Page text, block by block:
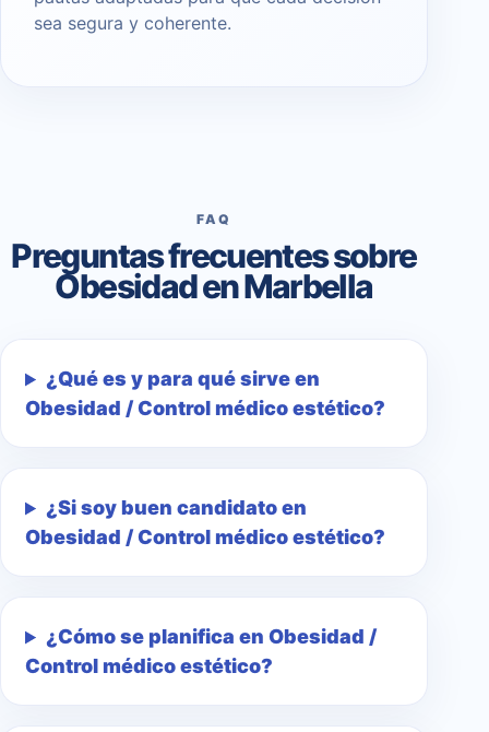
sea segura y coherente.
FAQ
Preguntas frecuentes sobre
Obesidad en Marbella
¿Qué es y para qué sirve en
Obesidad / Control médico estético?
¿Si soy buen candidato en
Obesidad / Control médico estético?
¿Cómo se planifica en Obesidad /
Control médico estético?